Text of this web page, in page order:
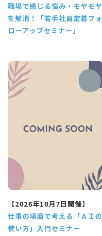
職場で感じる悩み・モヤモヤ
を解消！「若手社員定着フォ
ローアップセミナー」
【2026年10月7日開催】
仕事の場面で考える「ＡＩの
使い方」入門セミナー